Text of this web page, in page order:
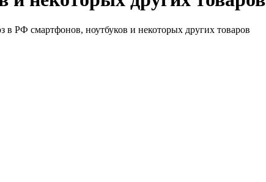
в РФ смартфонов, ноутбуков и некоторых других товаров